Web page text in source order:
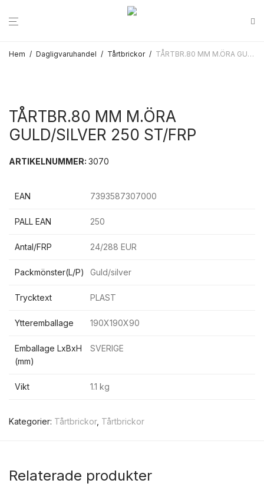
Hem / Dagligvaruhandel / Tårtbrickor / TÅRTBR.80 MM M.ÖRA GULD/SILVER 250 ST/FRP
TÅRTBR.80 MM M.ÖRA
GULD/SILVER 250 ST/FRP
ARTIKELNUMMER: 3070
EAN 7393587307000
PALL EAN 250
Antal/FRP 24/288 EUR
Packmönster(L/P) Guld/silver
Trycktext PLAST
Ytteremballage 190X190X90
Emballage LxBxH
(mm)
SVERIGE
Vikt 1.1 kg
Kategorier: Tårtbrickor, Tårtbrickor
Relaterade produkter